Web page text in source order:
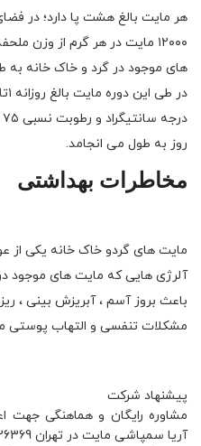
هر مایت بالغ هشت پا دارد؛ در
۱۲۰۰۰ مایت در هر گرم از
روز به طول می انجامد.
مخاطرات بهداشتی
مایت های گردو خاک خانه یکی از
آلرژی هایی که مایت های موجود
باعث بروز آسم ، آبریزش بینی ،
مشکلات تنفسی و التهاب پوستی
پیشنهاد شرکت
مشاوره رایگان و هماهنگی جهت
آریا سمپاشی مایت در تهران 09120326369